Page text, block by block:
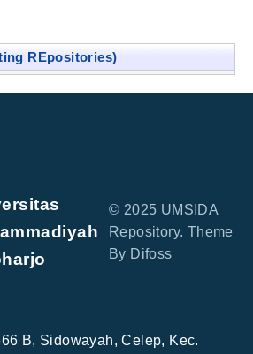
REpositories)
© 2025 UMSIDA
Repository. Theme
By Difoss
B, Sidowayah, Celep, Kec.